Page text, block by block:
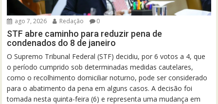
ago 7, 2026 Redação 0
STF abre caminho para reduzir pena de
condenados do 8 de janeiro
O Supremo Tribunal Federal (STF) decidiu, por 6 votos a 4, que
o período cumprido sob determinadas medidas cautelares,
como o recolhimento domiciliar noturno, pode ser considerado
para o abatimento da pena em alguns casos. A decisão foi
tomada nesta quinta-feira (6) e representa uma mudança em